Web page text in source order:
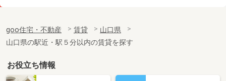
専有面積
23.18m²
間取り
1K
山口県宇部市西宇部南２
goo住宅・不動産 賃貸
山口県
山口県の駅近・駅５分以内の賃貸を探す
お役立ち情報